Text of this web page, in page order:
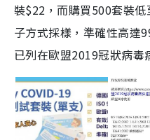
裝$22，而購買500套裝
子方式採樣，準確性高達
已列在歐盟2019冠狀病毒